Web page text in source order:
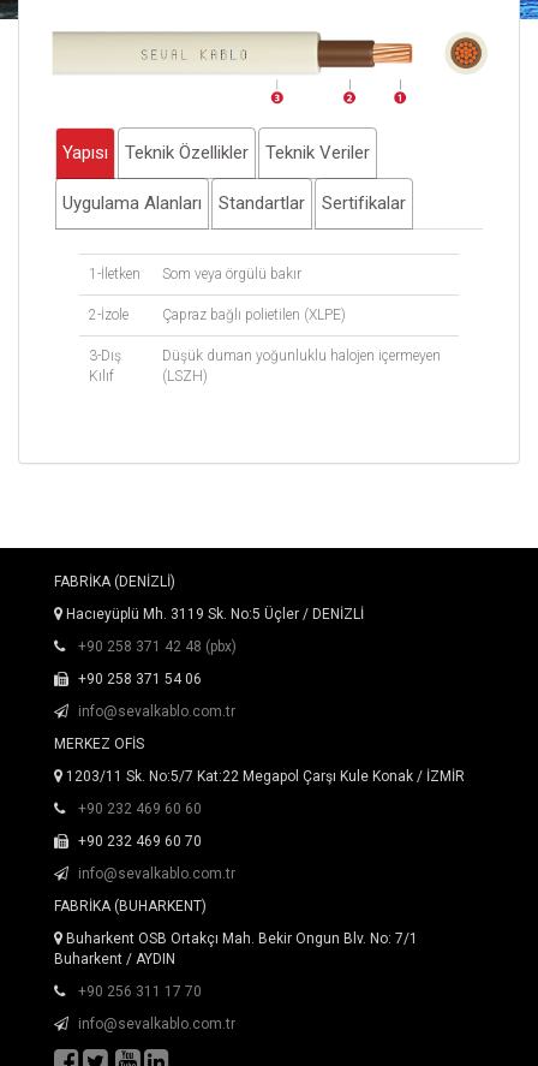
Yapısı Teknik Özellikler Teknik Veriler
Uygulama Alanları Standartlar Sertifikalar
1-İletken Som veya örgülü bakır
2-İzole Çapraz bağlı polietilen (XLPE)
3-Dış
Kılıf
Düşük duman yoğunluklu halojen içermeyen
(LSZH)
FABRİKA (DENİZLİ)
Hacıeyüplü Mh. 3119 Sk. No:5 Üçler / DENİZLİ
+90 258 371 42 48 (pbx)
+90 258 371 54 06
info@sevalkablo.com.tr
MERKEZ OFİS
1203/11 Sk. No:5/7 Kat:22 Megapol Çarşı Kule Konak / İZMİR
+90 232 469 60 60
+90 232 469 60 70
info@sevalkablo.com.tr
FABRİKA (BUHARKENT)
Buharkent OSB Ortakçı Mah. Bekir Ongun Blv. No: 7/1
Buharkent / AYDIN
+90 256 311 17 70
info@sevalkablo.com.tr